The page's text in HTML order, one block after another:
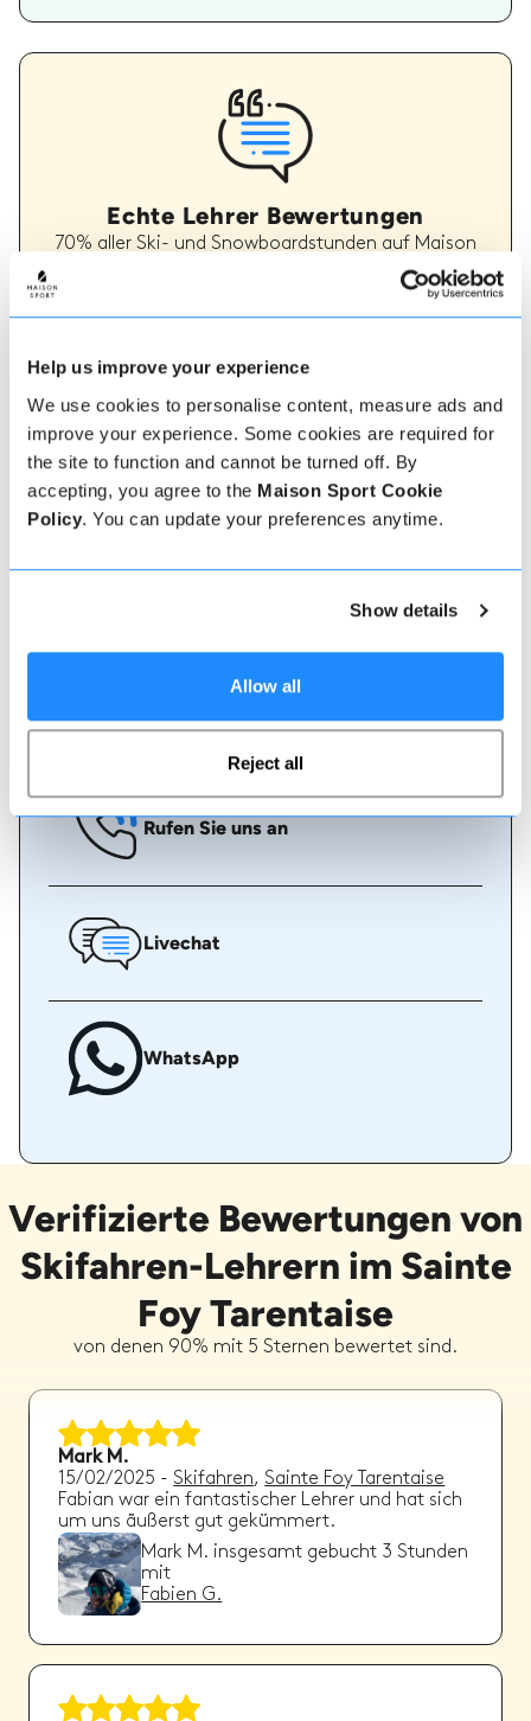
Help us improve your experience
We use cookies to personalise content, measure ads and
improve your experience. Some cookies are required for
the site to function and cannot be turned off. By
accepting, you agree to the Maison Sport Cookie
Policy. You can update your preferences anytime.
Show details
Allow all
Reject all
Echte Lehrer Bewertungen
70% aller Ski- und Snowboardstunden auf Maison
Sport werden bewertet. Verifizierte Bewertungen
von früheren Kunden eines Lehrers bieten wertvolle
Ski- oder Snowboardstunden er früher gegeben hat.
Wie man bucht
sofort online oder sprechen Sie mit unserem
Rufen Sie uns an
Livechat
WhatsApp
Verifizierte Bewertungen von
Skifahren-Lehrern im Sainte
Foy Tarentaise
von denen 90% mit 5 Sternen bewertet sind.
Mark M.
15/02/2025 -Skifahren,Sainte Foy Tarentaise
Fabian war ein fantastischer Lehrer und hat sich
um uns äußerst gut gekümmert.
Mark M. insgesamt gebucht 3 Stunden
mit
Fabien G.